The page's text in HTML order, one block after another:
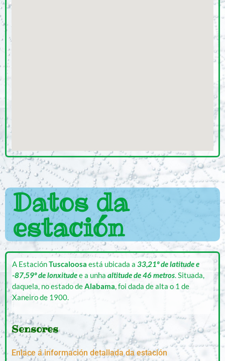
Datos da
estación
A EstaciónTuscaloosa está ubicada a 33,21º de latitude e
-87,59º de lonxitudee a unha altitude de 46 metros . Situada,
daquela, no estado de Alabama , foi dada de alta o 1 de
Xaneiro de 1900.
Sensores
Enlace á información detallada da estación